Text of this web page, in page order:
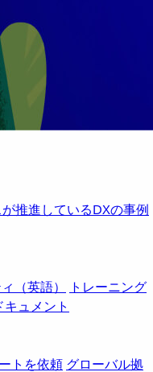
推進しているDXの事例
（英語）
トレーニング
キュメント
トを依頼 グローバル拠